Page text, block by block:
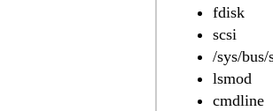
fdisk
scsi
/sys/bus/
lsmod
cmdline